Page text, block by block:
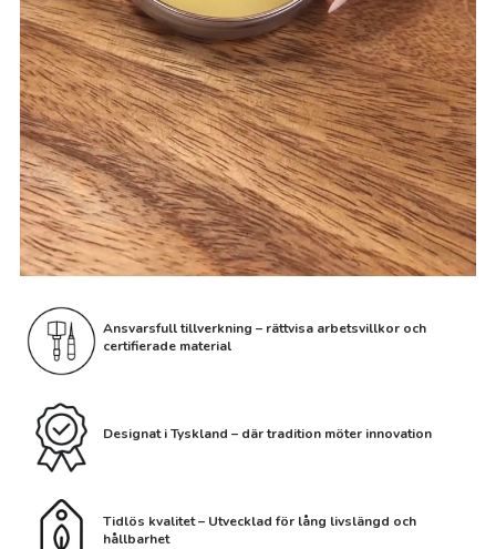
Ansvarsfull tillverkning – rättvisa arbetsvillkor och
certifierade material
Designat i Tyskland – där tradition möter innovation
Tidlös kvalitet – Utvecklad för lång livslängd och
hållbarhet